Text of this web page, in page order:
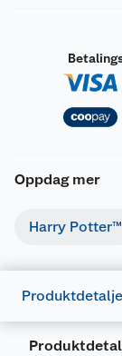
Oppdag mer
Harry Potter™